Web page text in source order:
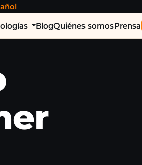
BlogQuiénes somosPrensa